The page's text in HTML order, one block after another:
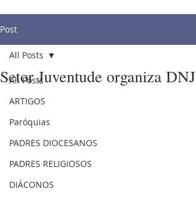
Post
All Posts
ARTIGOS
Paróquias
PADRES DIOCESANOS
PADRES RELIGIOSOS
DIÁCONOS
All Posts
Setor Juventude organiza DNJ